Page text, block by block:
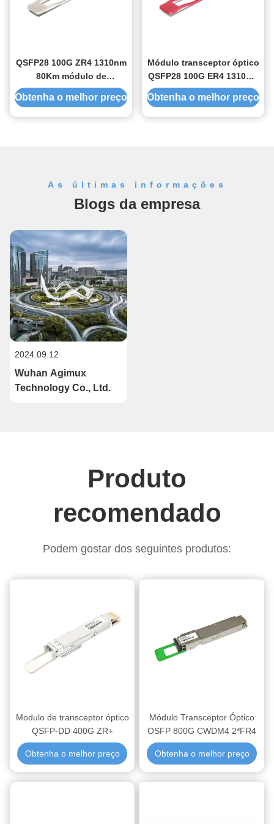
QSFP28 100G ZR4 1310nm
80Km módulo de
transceptor óptico
Obtenha o melhor preço
Módulo transceptor óptico
QSFP28 100G ER4 1310nm
40Km
Obtenha o melhor preço
2024.09.12
Wuhan Agimux
Technology Co., Ltd.
As últimas informações
Blogs da empresa
Produto
recomendado
Podem gostar dos seguintes produtos:
Modulo de transceptor óptico
QSFP-DD 400G ZR+
Obtenha o melhor preço
Módulo Transceptor Óptico
OSFP 800G CWDM4 2*FR4
Obtenha o melhor preço